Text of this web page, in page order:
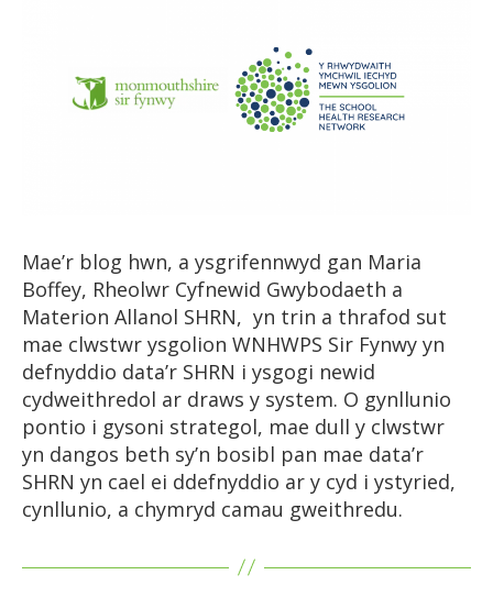
Mae’r blog hwn, a ysgrifennwyd gan Maria
Boffey, Rheolwr Cyfnewid Gwybodaeth a
Materion Allanol SHRN, yn trin a thrafod sut
mae clwstwr ysgolion WNHWPS Sir Fynwy yn
defnyddio data’r SHRN i ysgogi newid
cydweithredol ar draws y system. O gynllunio
pontio i gysoni strategol, mae dull y clwstwr
yn dangos beth sy’n bosibl pan mae data’r
SHRN yn cael ei ddefnyddio ar y cyd i ystyried,
cynllunio, a chymryd camau gweithredu.